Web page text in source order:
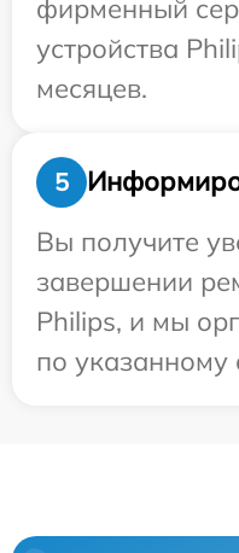
фирменный
устройства
месяцев.
5
Вы получите
завершении
Philips, и мы
по указанному